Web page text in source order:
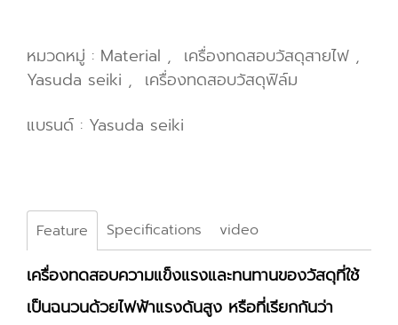
หมวดหมู่ : Material , เครื่องทดสอบวัสดุสายไฟ ,
Yasuda seiki , เครื่องทดสอบวัสดุฟิล์ม
แบรนด์ : Yasuda seiki
Feature Specifications video
เครื่องทดสอบความแข็งแรงและทนทานของวัสดุที่ใช้
เป็นฉนวนด้วยไฟฟ้าแรงดันสูง หรือที่เรียกกันว่า